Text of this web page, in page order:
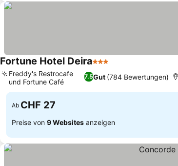
Fortune Hotel Deira3 Sterne
7.5Gut (784 Bewertungen)
Freddy's Restrocafe
und Fortune Café
Ab CHF 27
Preise von 9 Websites anzeigen